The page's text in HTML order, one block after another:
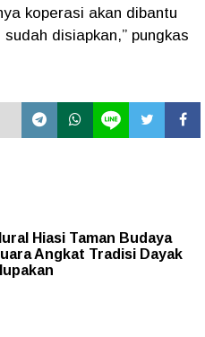
koperasi akan dibantu
disiapkan,” pungkas
Hiasi Taman Budaya
Angkat Tradisi Dayak